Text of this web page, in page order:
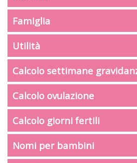
Famiglia
Utilità
Calcolo settimane
Calcolo ovulazione
Calcolo giorni fertili
Nomi per bambini